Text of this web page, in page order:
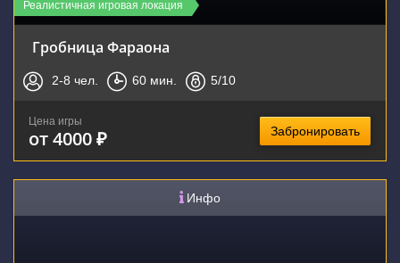
Реалистичная игровая локация
Гробница Фараона
2-8 чел. 60 мин. 5/10
Цена игры
от 4000 ₽ Забронировать
Инфо